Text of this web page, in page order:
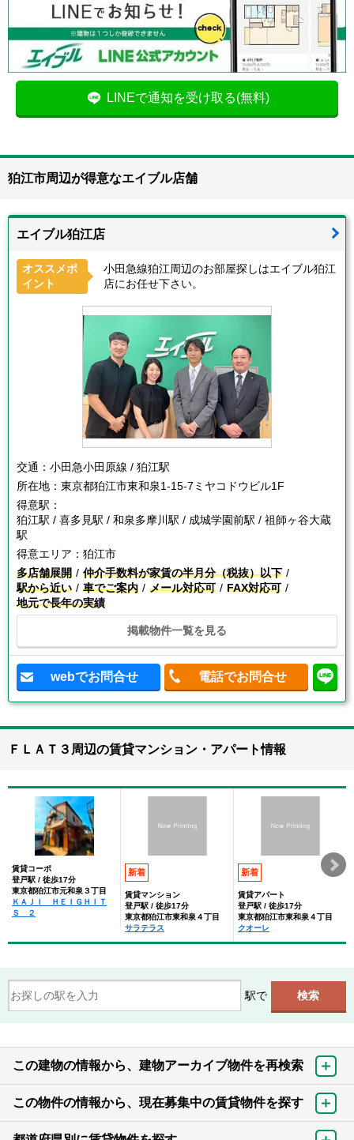
LINEで通知を受け取る(無料)
狛江市周辺が得意なエイブル店舗
エイブル狛江店
オススメポ
イント
小田急線狛江周辺のお部屋探しはエイブル狛江
店にお任せ下さい。
交通： 小田急小田原線 / 狛江駅
所在地： 東京都狛江市東和泉1-15-7ミヤコドウビル1F
得意駅：
狛江駅 / 喜多見駅 / 和泉多摩川駅 / 成城学園前駅 / 祖師ヶ谷大蔵
駅
得意エリア： 狛江市
多店舗展開
仲介手数料が家賃の半月分（税抜）以下
駅から近い
車でご案内 メール対応可
FAX対応可
地元で長年の実績
掲載物件一覧を見る
webでお問合せ 電話でお問合せ
ＦＬＡＴ３周辺の賃貸マンション・アパート情報
賃貸コーポ
登戸駅 / 徒歩17分
東京都狛江市元和泉３丁目
ＫＡＪＩ ＨＥＩＧＨＩＴ
Ｓ ２
新着
賃貸マンション
登戸駅 / 徒歩17分
東京都狛江市東和泉４丁目
サラテラス
新着
賃貸アパート
登戸駅 / 徒歩17分
東京都狛江市東和泉４丁目
クオーレ
駅で
この建物の情報から、建物アーカイブ物件を再検索
この物件の情報から、現在募集中の賃貸物件を探す